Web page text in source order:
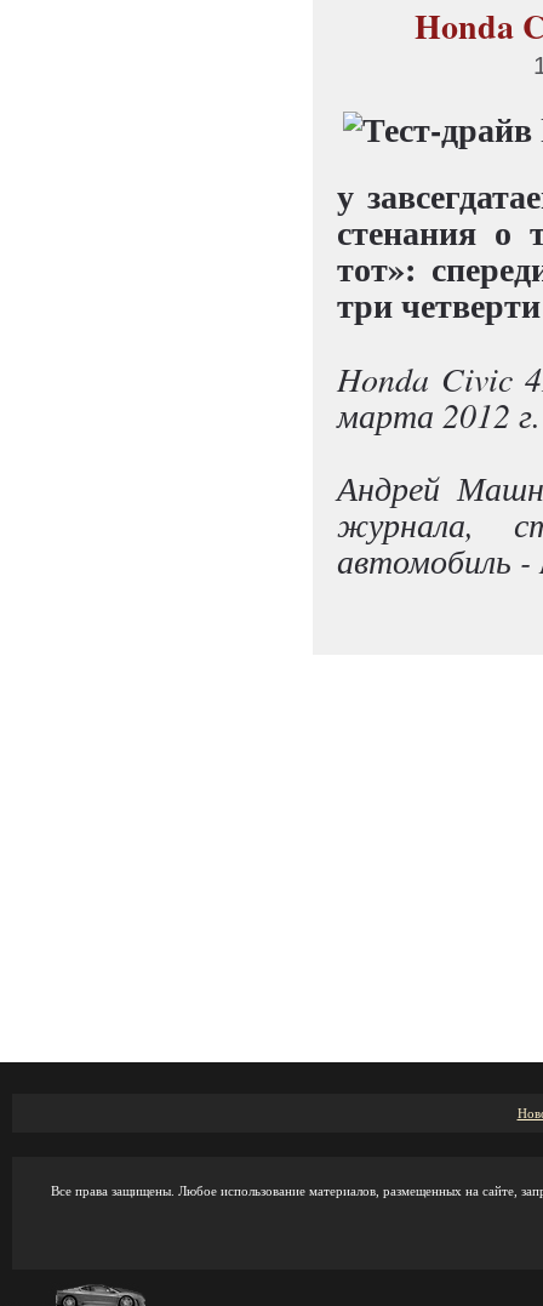
Honda
у
стенания о
тот»:
три
Honda Civic
марта 2012 г.
Андрей
журнала,
автомобиль
Все права защищены. Любое использование материалов, размещенных на сайте,